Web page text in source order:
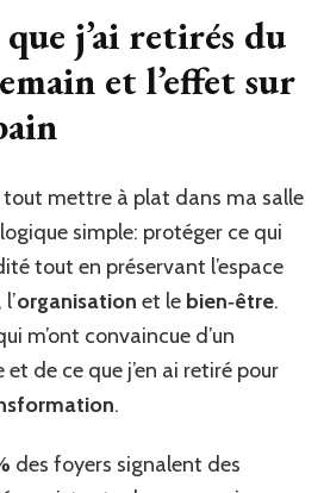
j’ai retirés du
et l’effet sur
tout mettre à plat dans ma salle
simple: protéger ce qui
tout en préservant l’espace
, l’organisation et le bien‑être.
m’ont convaincue d’un
et de ce que j’en ai retiré pour
.
des foyers signalent des